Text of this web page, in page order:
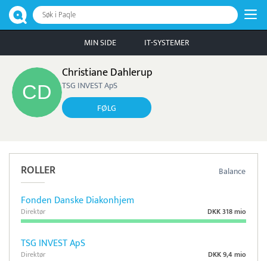
Søk i Paqle
MIN SIDE IT-SYSTEMER
Christiane Dahlerup
TSG INVEST ApS
FØLG
Balance
ROLLER
Fonden Danske Diakonhjem
DKK 318 mio
Direktør
TSG INVEST ApS
DKK 9,4 mio
Direktør